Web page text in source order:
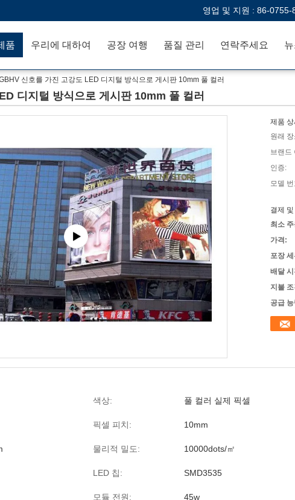
영업 및 지원 : 86-0755-
품 우리에 대하여 공장 여행 품질 관리 연락주세요
신호를 가진 고강도 LED 디지털 방식으로 게시판 10mm 풀 컬러
디지털 방식으로 게시판 10mm 풀 컬러
제품
원래
브랜드
인증:
모델
결제
최소
가격:
포장
배달
지불
공급
색상: 풀 컬러 실제 픽셀
픽셀 피치: 10mm
물리적 밀도: 10000dots/㎡
LED 칩: SMD3535
모듈 전원: 45w